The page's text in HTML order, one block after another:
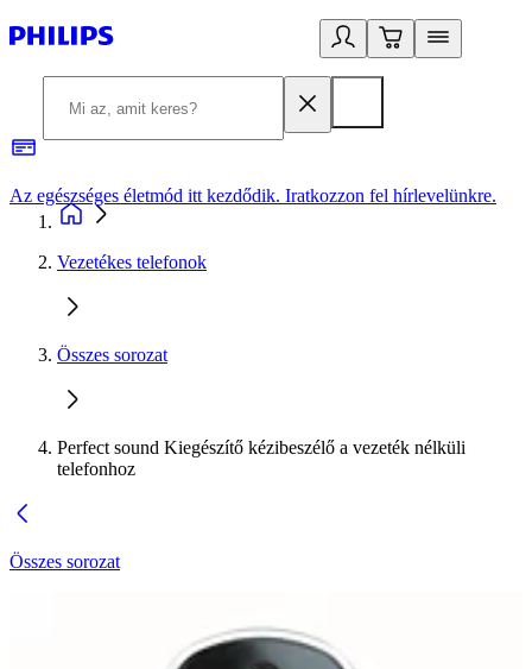
Az egészséges életmód itt kezdődik. Iratkozzon fel hírlevelünkre.
Vezetékes telefonok
Összes sorozat
Perfect sound Kiegészítő kézibeszélő a vezeték nélküli
telefonhoz
Összes sorozat